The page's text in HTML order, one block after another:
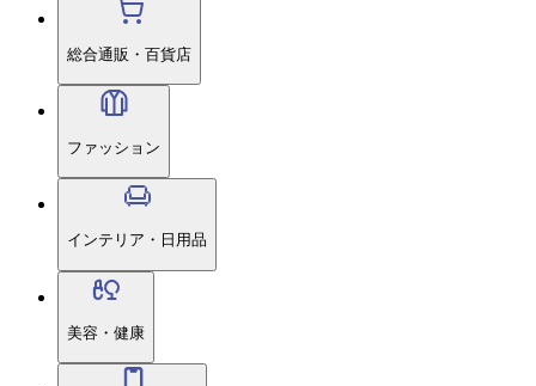
総合通販・百貨店
ファッション
インテリア・日用品
美容・健康